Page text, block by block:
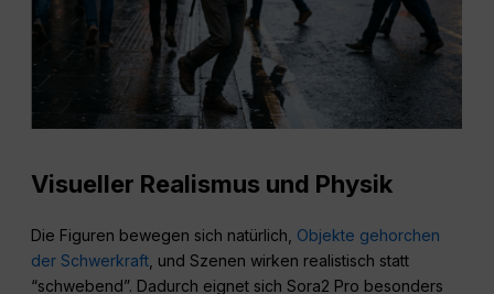
Visueller Realismus und Physik
Die Figuren bewegen sich natürlich, Objekte gehorchen
der Schwerkraft , und Szenen wirken realistisch statt
“schwebend”. Dadurch eignet sich Sora2 Pro besonders